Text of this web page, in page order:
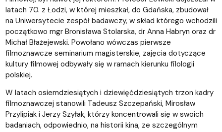
latach 70. z Łodzi, w której mieszkał, do Gdańska, zbudował
na Uniwersytecie zespół badawczy, w skład którego wchodzili
początkowo mgr Bronisława Stolarska, dr Anna Habryn oraz dr
Michał Błażejewski. Powołano wówczas pierwsze
filmoznawcze seminarium magisterskie, zajęcia dotyczące
kultury filmowej odbywały się w ramach kierunku filologii
polskiej.
W latach osiemdziesiątych i dziewięćdziesiątych trzon kadry
filmoznawczej stanowili Tadeusz Szczepański, Mirosław
Przylipiak i Jerzy Szyłak, którzy koncentrowali się w swoich
badaniach, odpowiednio, na historii kina, ze szczególnym